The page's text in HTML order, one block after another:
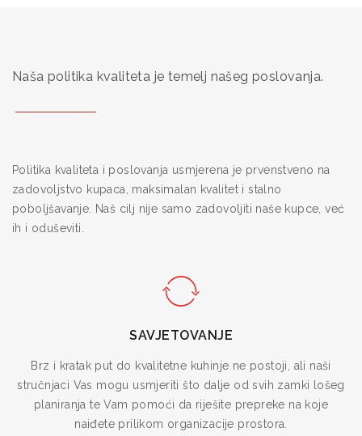
Naša politika kvaliteta je temelj našeg poslovanja.
Politika kvaliteta i poslovanja usmjerena je prvenstveno na
zadovoljstvo kupaca, maksimalan kvalitet i stalno
poboljšavanje. Naš cilj nije samo zadovoljiti naše kupce, već
ih i oduševiti.
SAVJETOVANJE
Brz i kratak put do kvalitetne kuhinje ne postoji, ali naši
stručnjaci Vas mogu usmjeriti što dalje od svih zamki lošeg
planiranja te Vam pomoći da riješite prepreke na koje
naiđete prilikom organizacije prostora.